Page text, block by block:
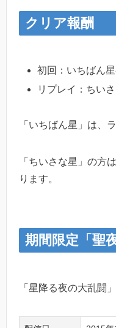
クリア報酬
初回：いちばん
リプレイ：ちい
「いちばん星」は、
「ちいさな星」の方
ります。
期間限定「聖
「星降る夜の大乱闘」